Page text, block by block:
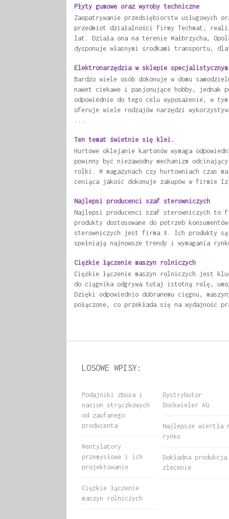
Płyty gumowe oraz wyroby techniczne
Zaopatrywanie przedsiębiorstw usługowych
przedmiot działalności firmy Techmat,
lat. Działa ona na terenie Wałbrzycha,
dysponuje własnymi środkami transportu,
Elektronarzędzia w sklepie specjalistycznym
Bardzo wiele osób dokonuje w domu
nawet ciekawe i pasjonujące hobby, jednak
odpowiednie do tego celu wyposażenie, w
oferuje wiele rodzajów narzędzi
...
Ten temat świetnie się klei.
Hurtowe oklejanie kartonów wymaga
powinny być niezawodny mechanizm
rolki. W magazynach czy hurtowniach czas
ceniąca jakość dokonuje zakupów w firmie
Najlepsi producenci szaf sterowniczych
Najlepsi producenci szaf sterowniczych
produkty dostosowane do potrzeb
sterowniczych jest firma X. Ich produkty
spełniają najnowsze trendy i wymagania
Ciężkie łączenie maszyn rolniczych
Ciężkie łączenie maszyn rolniczych jest
do ciągnika odgrywa tutaj istotną rolę,
Dzięki odpowiednio dobranemu cięgnu,
połączone, co przekłada się na wydajność
LOSOWE WPISY:
Dystrybutor
Dockwieler AG
Podajniki zboża i
nasion strączkowych
od zaufanego
producenta
Najlepsze wiertła
rynku
Wentylatory
przemysłowe i ich
projektowanie
Dokładna produkcja
zlecenie
Ciężkie łączenie
maszyn rolniczych